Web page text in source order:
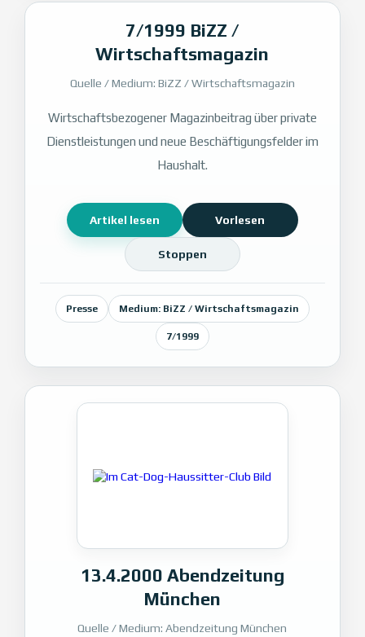
7/1999 BiZZ /
Wirtschaftsmagazin
Quelle / Medium: BiZZ / Wirtschaftsmagazin
Wirtschaftsbezogener Magazinbeitrag über private
Dienstleistungen und neue Beschäftigungsfelder im
Haushalt.
Artikel lesen Vorlesen
Stoppen
Presse Medium: BiZZ / Wirtschaftsmagazin
7/1999
13.4.2000 Abendzeitung
München
Quelle / Medium: Abendzeitung München